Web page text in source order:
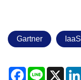
Gartner IaaS
Facebook
Line X